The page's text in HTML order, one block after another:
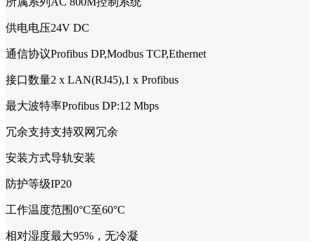
供电电压24V DC
通信协议Profibus DP,Modbus TCP,Ethernet
接口数量2 x LAN(RJ45),1 x Profibus
最大波特率Profibus DP:12 Mbps
冗余支持支持双网冗余
安装方式导轨安装
防护等级IP20
工作温度范围0°C至60°C
相对湿度最大95%，无冷凝